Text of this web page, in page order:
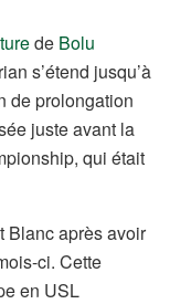
de Bolu
s’étend jusqu’à
de prolongation
juste avant la
qui était
Blanc après avoir
ci. Cette
en USL